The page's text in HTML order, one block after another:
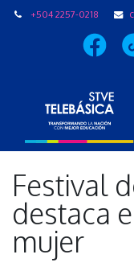
+504 2257-0218
Festival
destaca
mujer